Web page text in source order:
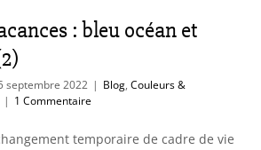
: bleu océan et
septembre 2022 | Blog, Couleurs &
| 1 Commentaire
temporaire de cadre de vie